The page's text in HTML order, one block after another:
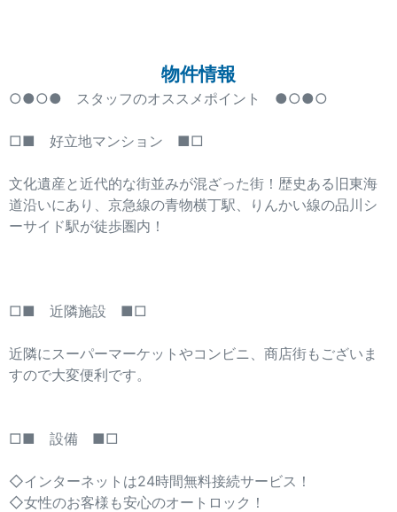
物件情報
○●○● スタッフのオススメポイント ●○●○
□■ 好立地マンション ■□
文化遺産と近代的な街並みが混ざった街！歴史ある旧東海
道沿いにあり、京急線の青物横丁駅、りんかい線の品川シ
ーサイド駅が徒歩圏内！
□■ 近隣施設 ■□
近隣にスーパーマーケットやコンビニ、商店街もございま
すので大変便利です。
□■ 設備 ■□
◇インターネットは24時間無料接続サービス！
◇女性のお客様も安心のオートロック！